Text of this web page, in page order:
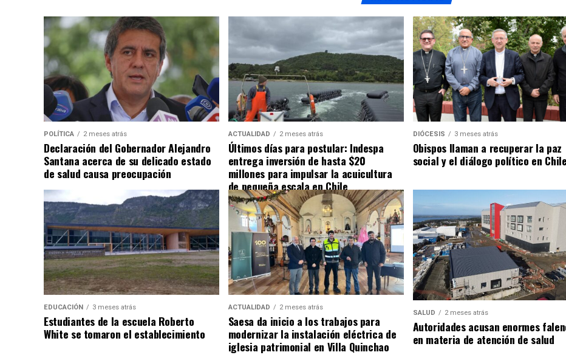
POLÍTICA 2 meses atrás
Declaración del Gobernador Alejandro
Santana acerca de su delicado estado
de salud causa preocupación
ACTUALIDAD 2 meses atrás
Últimos días para postular: Indespa
entrega inversión de hasta $20
millones para impulsar la acuicultura
de pequeña escala en Chile
DIÓCESIS 3 meses atrás
Obispos llaman a recuperar la paz
social y el diálogo político en Chile
EDUCACIÓN 3 meses atrás
Estudiantes de la escuela Roberto
White se tomaron el establecimiento
ACTUALIDAD 2 meses atrás
Saesa da inicio a los trabajos para
modernizar la instalación eléctrica de
iglesia patrimonial en Villa Quinchao
SALUD 2 meses atrás
Autoridades acusan enormes
en materia de atención de salud